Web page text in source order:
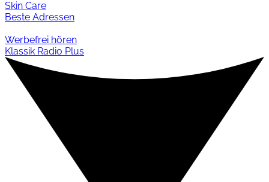
Skin Care
Beste Adressen
Werbefrei hören
Klassik Radio Plus